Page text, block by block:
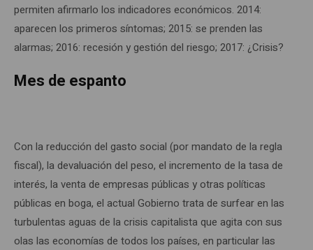
permiten afirmarlo los indicadores económicos. 2014:
aparecen los primeros síntomas; 2015: se prenden las
alarmas; 2016: recesión y gestión del riesgo; 2017: ¿Crisis?
Mes de espanto
Con la reducción del gasto social (por mandato de la regla
fiscal), la devaluación del peso, el incremento de la tasa de
interés, la venta de empresas públicas y otras políticas
públicas en boga, el actual Gobierno trata de surfear en las
turbulentas aguas de la crisis capitalista que agita con sus
olas las economías de todos los países, en particular las